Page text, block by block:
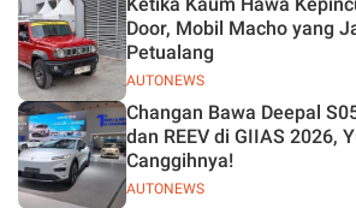
Jelas
AUTONEWS
Door, Mobil Macho yang
Petualang
AUTONEWS
Changan Bawa Deepal
dan REEV di GIIAS 2026,
Canggihnya!